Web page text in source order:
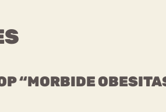
“MORBIDE